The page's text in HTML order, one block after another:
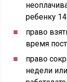
ребенку
право
время
право
недели